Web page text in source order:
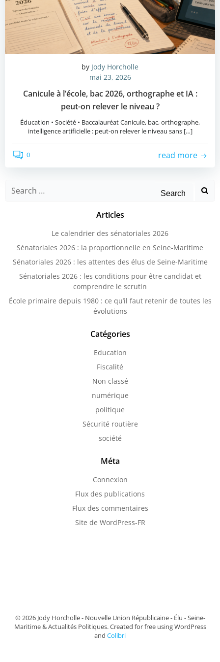
by Jody Horcholle
mai 23, 2026
Canicule à l’école, bac 2026, orthographe et IA :
peut-on relever le niveau ?
Éducation • Société • Baccalauréat Canicule, bac, orthographe,
intelligence artificielle : peut-on relever le niveau sans […]
0 read more
for:
Articles
Le calendrier des sénatoriales 2026
Sénatoriales 2026 : la proportionnelle en Seine-Maritime
Sénatoriales 2026 : les attentes des élus de Seine-Maritime
Sénatoriales 2026 : les conditions pour être candidat et
comprendre le scrutin
École primaire depuis 1980 : ce qu’il faut retenir de toutes les
évolutions
Catégories
Education
Fiscalité
Non classé
numérique
politique
Sécurité routière
société
Méta
Connexion
Flux des publications
Flux des commentaires
Site de WordPress-FR
© 2026 Jody Horcholle - Nouvelle Union Républicaine - Élu - Seine-
Maritime & Actualités Politiques. Created for free using WordPress
and Colibri